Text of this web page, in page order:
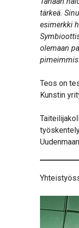
tärkeä.
esimerkki
olemaan
Teos on
Kunstin